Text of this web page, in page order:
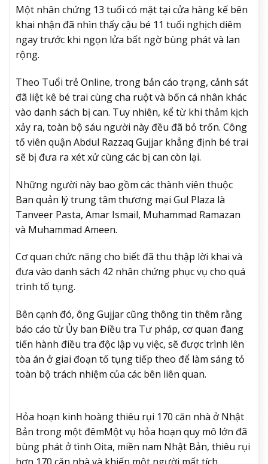
Một nhân chứng 13 tuổi có mặt tại cửa hàng kế bên
khai nhận đã nhìn thấy cậu bé 11 tuổi nghịch diêm
ngay trước khi ngọn lửa bất ngờ bùng phát và lan
rộng.
Theo Tuổi trẻ Online, trong bản cáo trạng, cảnh sát
đã liệt kê bé trai cùng cha ruột và bốn cá nhân khác
vào danh sách bị can. Tuy nhiên, kể từ khi thảm kịch
xảy ra, toàn bộ sáu người này đều đã bỏ trốn. Công
tố viên quận Abdul Razzaq Gujjar khẳng định bé trai
sẽ bị đưa ra xét xử cùng các bị can còn lại.
Những người này bao gồm các thành viên thuộc
Ban quản lý trung tâm thương mại Gul Plaza là
Tanveer Pasta, Amar Ismail, Muhammad Ramazan
và Muhammad Ameen.
Cơ quan chức năng cho biết đã thu thập lời khai và
đưa vào danh sách 42 nhân chứng phục vụ cho quá
trình tố tụng.
Bên cạnh đó, ông Gujjar cũng thông tin thêm rằng
báo cáo từ Ủy ban Điều tra Tư pháp, cơ quan đang
tiến hành điều tra độc lập vụ việc, sẽ được trình lên
tòa án ở giai đoạn tố tụng tiếp theo để làm sáng tỏ
toàn bộ trách nhiệm của các bên liên quan.
Hỏa hoạn kinh hoàng thiêu rụi 170 căn nhà ở Nhật
Bản trong một đêmMột vụ hỏa hoạn quy mô lớn đã
bùng phát ở tình Oita, miền nam Nhật Bản, thiêu rụi